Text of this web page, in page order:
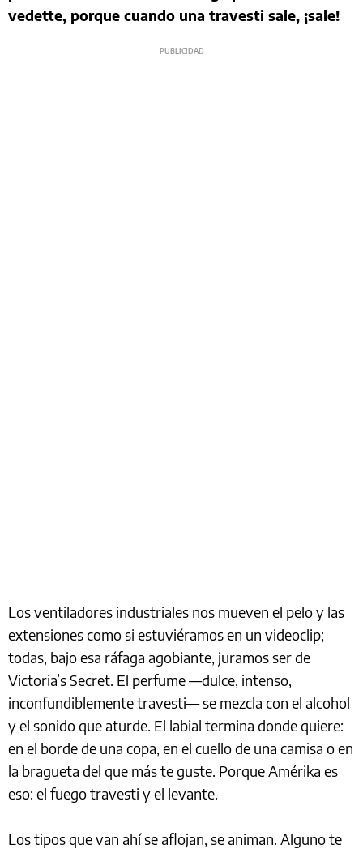
vedette, porque cuando una travesti sale, ¡sale!
Los ventiladores industriales nos mueven el pelo y las
extensiones como si estuviéramos en un videoclip;
todas, bajo esa ráfaga agobiante, juramos ser de
Victoria’s Secret. El perfume —dulce, intenso,
inconfundiblemente travesti— se mezcla con el alcohol
y el sonido que aturde. El labial termina donde quiere:
en el borde de una copa, en el cuello de una camisa o en
la bragueta del que más te guste. Porque Amérika es
eso: el fuego travesti y el levante.
Los tipos que van ahí se aflojan, se animan. Alguno te